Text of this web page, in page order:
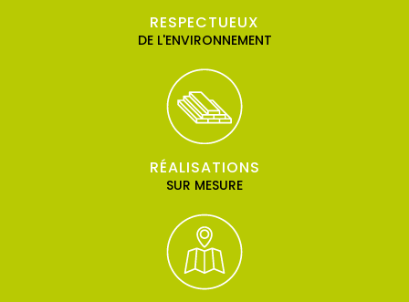
RESPECTUEUX
DE L'ENVIRONNEMENT
RÉALISATIONS
SUR MESURE